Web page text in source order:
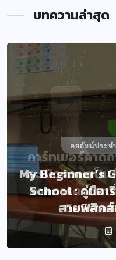
บทความล่าสุด
คอลัมน์ประจำ
My Beginner’s
School : คู่มือ
สายฟิสิก